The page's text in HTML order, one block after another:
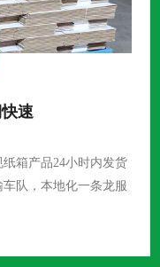
速
箱产品24小时内发货
队，本地化一条龙服